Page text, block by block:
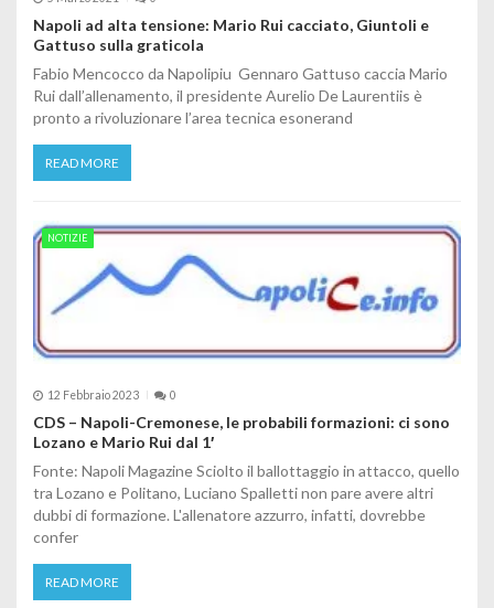
Napoli ad alta tensione: Mario Rui cacciato, Giuntoli e
Gattuso sulla graticola
Fabio Mencocco da Napolipiu Gennaro Gattuso caccia Mario
Rui dall’allenamento, il presidente Aurelio De Laurentiis è
pronto a rivoluzionare l’area tecnica esonerand
READ MORE
NOTIZIE
12 Febbraio 2023 0
CDS – Napoli-Cremonese, le probabili formazioni: ci sono
Lozano e Mario Rui dal 1′
Fonte: Napoli Magazine Sciolto il ballottaggio in attacco, quello
tra Lozano e Politano, Luciano Spalletti non pare avere altri
dubbi di formazione. L'allenatore azzurro, infatti, dovrebbe
confer
READ MORE